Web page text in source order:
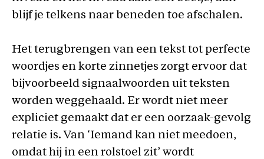
blijf je telkens naar beneden toe afschalen.
Het terugbrengen van een tekst tot perfecte
woordjes en korte zinnetjes zorgt ervoor dat
bijvoorbeeld signaalwoorden uit teksten
worden weggehaald. Er wordt niet meer
expliciet gemaakt dat er een oorzaak-gevolg
relatie is. Van ‘Iemand kan niet meedoen,
omdat hij in een rolstoel zit’ wordt